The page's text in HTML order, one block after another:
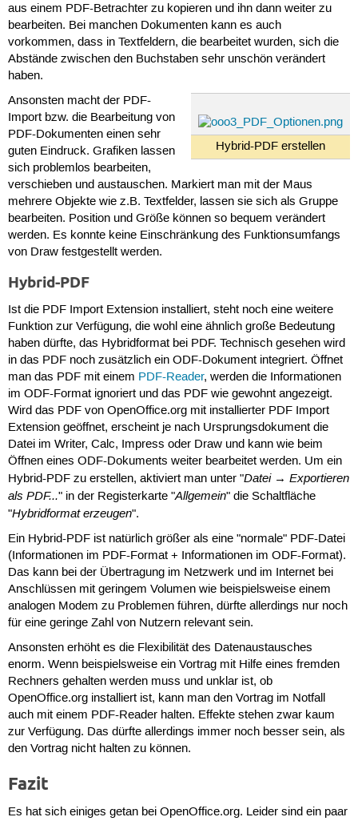
aus einem PDF-Betrachter zu kopieren und ihn dann weiter zu
bearbeiten. Bei manchen Dokumenten kann es auch
vorkommen, dass in Textfeldern, die bearbeitet wurden, sich die
Abstände zwischen den Buchstaben sehr unschön verändert
haben.
Hybrid-PDF erstellen
Ansonsten macht der PDF-
Import bzw. die Bearbeitung von
PDF-Dokumenten einen sehr
guten Eindruck. Grafiken lassen
sich problemlos bearbeiten,
verschieben und austauschen. Markiert man mit der Maus
mehrere Objekte wie z.B. Textfelder, lassen sie sich als Gruppe
bearbeiten. Position und Größe können so bequem verändert
werden. Es konnte keine Einschränkung des Funktionsumfangs
von Draw festgestellt werden.
Hybrid-PDF
Ist die PDF Import Extension installiert, steht noch eine weitere
Funktion zur Verfügung, die wohl eine ähnlich große Bedeutung
haben dürfte, das Hybridformat bei PDF. Technisch gesehen wird
in das PDF noch zusätzlich ein ODF-Dokument integriert. Öffnet
man das PDF mit einem PDF-Reader, werden die Informationen
im ODF-Format ignoriert und das PDF wie gewohnt angezeigt.
Wird das PDF von OpenOffice.org mit installierter PDF Import
Extension geöffnet, erscheint je nach Ursprungsdokument die
Datei im Writer, Calc, Impress oder Draw und kann wie beim
Öffnen eines ODF-Dokuments weiter bearbeitet werden. Um ein
Hybrid-PDF zu erstellen, aktiviert man unter "Datei→ Exportieren
als PDF..." in der Registerkarte "Allgemein" die Schaltfläche
"Hybridformat erzeugen".
Ein Hybrid-PDF ist natürlich größer als eine "normale" PDF-Datei
(Informationen im PDF-Format + Informationen im ODF-Format).
Das kann bei der Übertragung im Netzwerk und im Internet bei
Anschlüssen mit geringem Volumen wie beispielsweise einem
analogen Modem zu Problemen führen, dürfte allerdings nur noch
für eine geringe Zahl von Nutzern relevant sein.
Ansonsten erhöht es die Flexibilität des Datenaustausches
enorm. Wenn beispielsweise ein Vortrag mit Hilfe eines fremden
Rechners gehalten werden muss und unklar ist, ob
OpenOffice.org installiert ist, kann man den Vortrag im Notfall
auch mit einem PDF-Reader halten. Effekte stehen zwar kaum
zur Verfügung. Das dürfte allerdings immer noch besser sein, als
den Vortrag nicht halten zu können.
Fazit
Es hat sich einiges getan bei OpenOffice.org. Leider sind ein paar